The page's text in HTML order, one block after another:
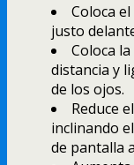
Coloca
justo
Coloca
distancia y
de los ojos.
Reduce
inclinando
de pantalla